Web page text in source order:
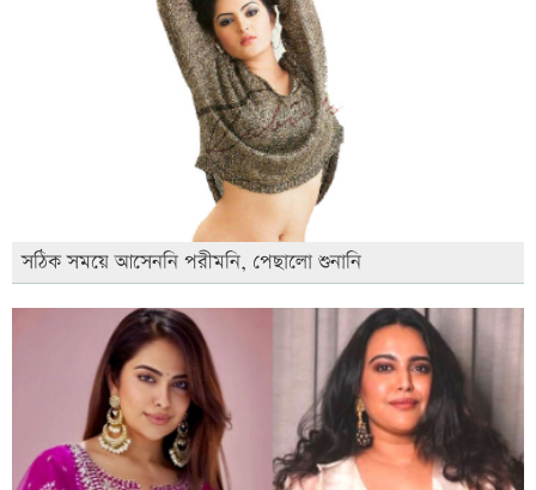
সঠিক সময়ে আসেননি পরীমনি, পেছালো শুনানি